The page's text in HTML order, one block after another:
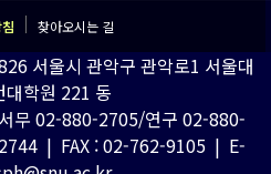
찾아오시는 길
서울시 관악구 관악로1 서울대
대학원 221 동
무 02-880-2705/연구 02-880-
| FAX : 02-762-9105 | E-